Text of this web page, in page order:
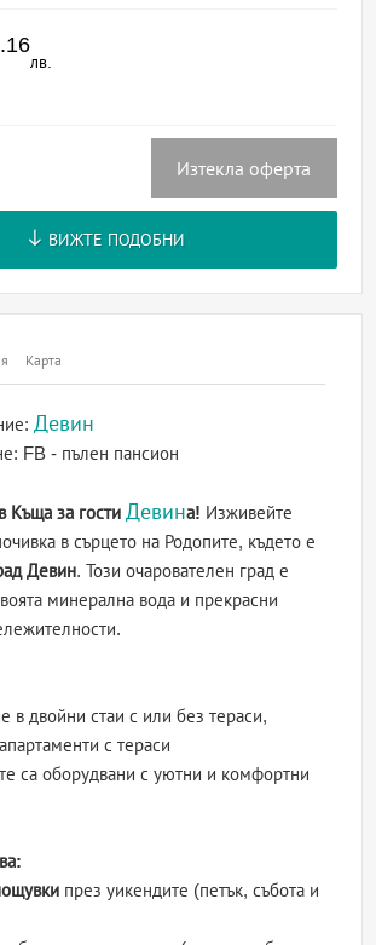
.16
лв.
Изтекла оферта
ВИЖТЕ ПОДОБНИ
Карта
Девин
FB - пълен пансион
за гости Девина! Изживейте
в сърцето на Родопите, където е
Девин. Този очарователен град е
минерална вода и прекрасни
в двойни стаи с или без тераси,
с тераси
са оборудвани с уютни и комфортни
през уикендите (петък, събота и